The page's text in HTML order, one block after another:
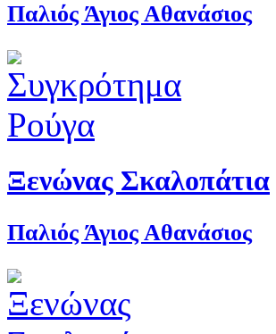
Παλιός Άγιος Αθανάσιος
Ξενώνας Σκαλοπάτια
Παλιός Άγιος Αθανάσιος